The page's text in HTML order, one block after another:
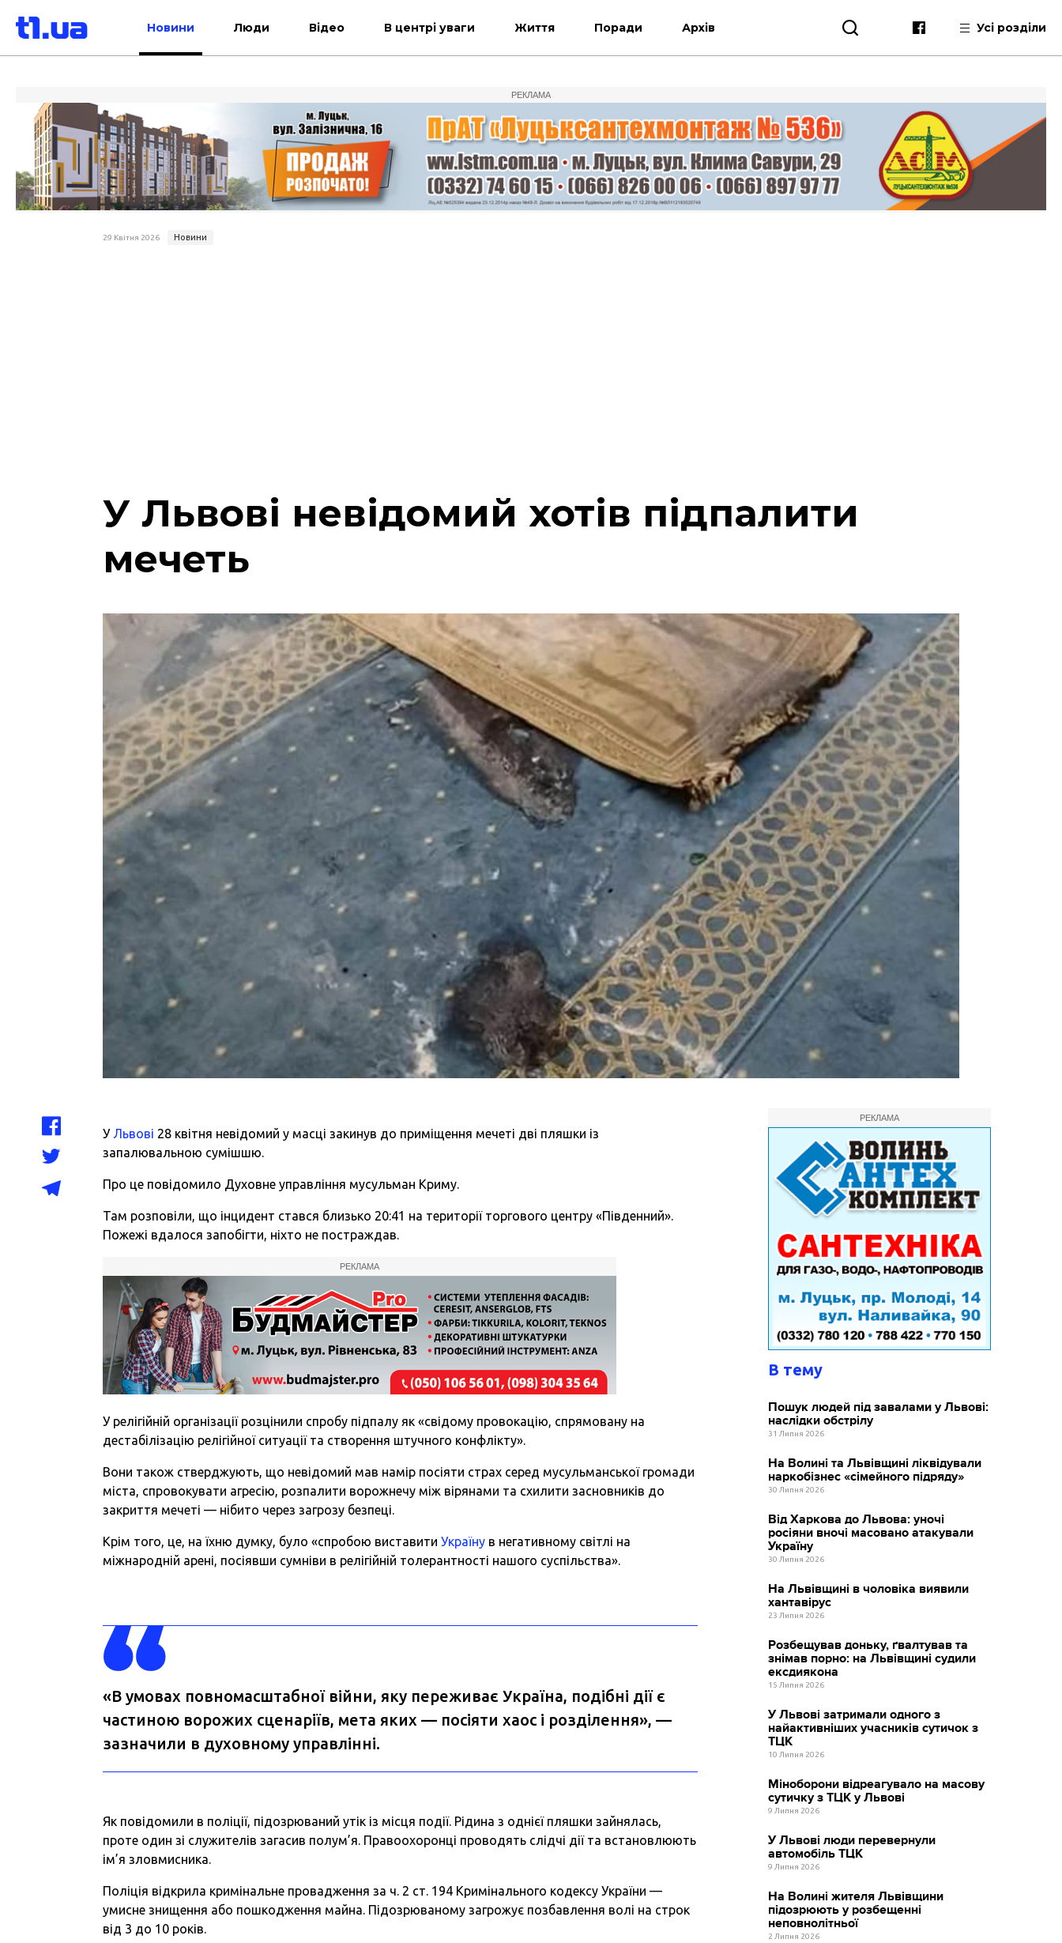
Новини Люди Відео В центрі уваги Життя Поради Архів Усі розділи
РЕКЛАМА
29 Квітня 2026 Новини
У Львові невідомий хотів підпалити
мечеть
УЛьвові 28 квітня невідомий у масці закинув до приміщення мечеті дві пляшки із
запалювальною сумішшю.
Про це повідомило Духовне управління мусульман Криму.
Там розповіли, що інцидент стався близько 20:41 на території торгового центру «Південний».
Пожежі вдалося запобігти, ніхто не постраждав.
РЕКЛАМА
У релігійній організації розцінили спробу підпалу як «свідому провокацію, спрямовану на
дестабілізацію релігійної ситуації та створення штучного конфлікту».
Вони також стверджують, що невідомий мав намір посіяти страх серед мусульманської громади
міста, спровокувати агресію, розпалити ворожнечу між вірянами та схилити засновників до
закриття мечеті — нібито через загрозу безпеці.
Крім того, це, на їхню думку, було «спробою виставитиУкраїну в негативному світлі на
міжнародній арені, посіявши сумніви в релігійній толерантності нашого суспільства».
«В умовах повномасштабної війни, яку переживає Україна, подібні дії є
частиною ворожих сценаріїв, мета яких — посіяти хаос і розділення», —
зазначили в духовному управлінні.
Як повідомили в поліції, підозрюваний утік із місця події. Рідина з однієї пляшки зайнялась,
проте один зі служителів загасив полум’я. Правоохоронці проводять слідчі дії та встановлюють
ім’я зловмисника.
Поліція відкрила кримінальне провадження за ч. 2 ст. 194 Кримінального кодексу України —
умисне знищення або пошкодження майна. Підозрюваному загрожує позбавлення волі на строк
від 3 до 10 років.
РЕКЛАМА
В тему
Пошук людей під завалами у Львові:
наслідки обстрілу
31 Липня 2026
На Волині та Львівщині ліквідували
наркобізнес «сімейного підряду»
30 Липня 2026
Від Харкова до Львова: уночі
росіяни вночі масовано атакували
Україну
30 Липня 2026
На Львівщині в чоловіка виявили
хантавірус
23 Липня 2026
Розбещував доньку, ґвалтував та
знімав порно: на Львівщині судили
ексдиякона
15 Липня 2026
У Львові затримали одного з
найактивніших учасників сутичок з
ТЦК
10 Липня 2026
Міноборони відреагувало на масову
сутичку з ТЦК у Львові
9 Липня 2026
У Львові люди перевернули
автомобіль ТЦК
9 Липня 2026
На Волині жителя Львівщини
підозрюють у розбещенні
неповнолітньої
2 Липня 2026